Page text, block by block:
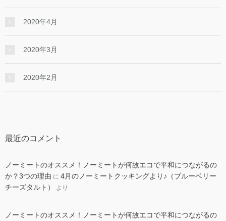
2020年4月
2020年3月
2020年2月
最近のコメント
ノーミートのオススメ！ノーミートが何故エコで平和につながるの
か？3つの理由 に 4月のノーミートクッキングより♪（ブルーベリー
チーズタルト）
より
ノーミートのオススメ！ノーミートが何故エコで平和につながるの